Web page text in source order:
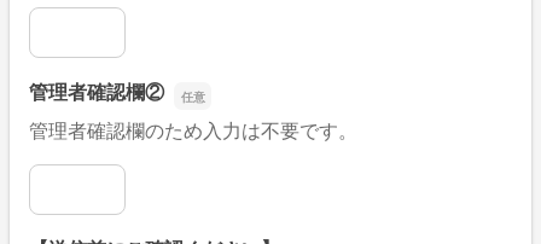
管理者確認欄①
管理者確認欄②
管理者確認欄のため入力は不要です。
管理者確認欄②